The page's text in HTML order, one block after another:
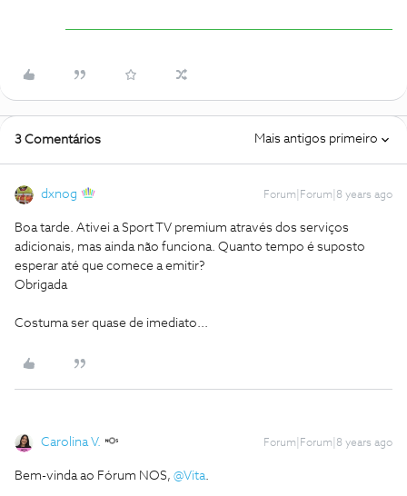
3 Comentários Mais antigos primeiro
dxnog Forum|Forum|8 years ago
Boa tarde. Ativei a Sport TV premium através dos serviços
adicionais, mas ainda não funciona. Quanto tempo é suposto
esperar até que comece a emitir?
Obrigada
Costuma ser quase de imediato...
Carolina V. Forum|Forum|8 years ago
Bem-vinda ao Fórum NOS, @Vita.